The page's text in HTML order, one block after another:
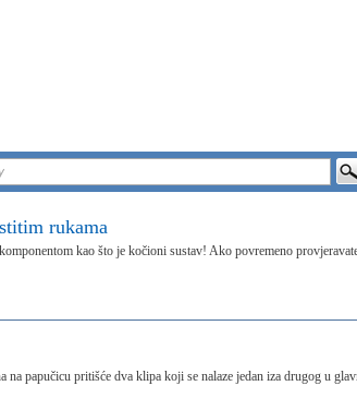
rukama
kao što je kočioni sustav! Ako povremeno
na papučicu pritišće dva klipa koji se nalaze jedan iza drugog u